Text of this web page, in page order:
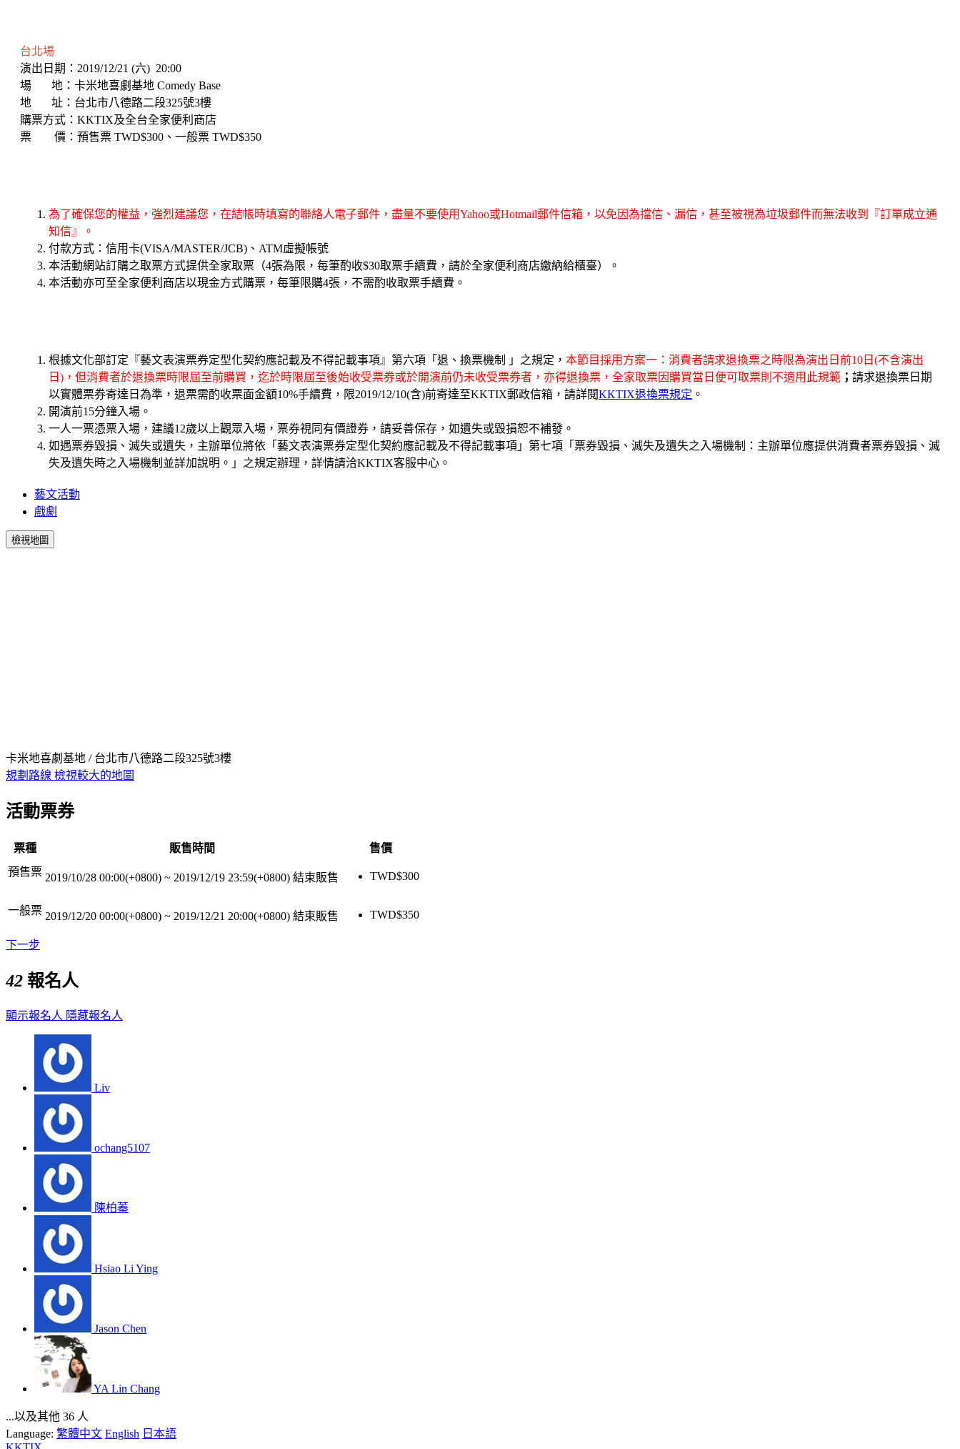
台北場
演出日期：2019/12/21 (六) 20:00
場 地：卡米地喜劇基地 Comedy Base
地 址：台北市八德路二段325號3樓
購票方式：KKTIX及全台全家便利商店
票 價：預售票 TWD$300、一般票 TWD$350
為了確保您的權益，強烈建議您，在結帳時填寫的聯絡人電子郵件，盡量不要使用Yahoo或Hotmail郵件信箱，以免因為擋信、漏信，甚至被視為垃圾郵件而無法收到『訂單成立通
知信』。
付款方式：信用卡(VISA/MASTER/JCB)、ATM虛擬帳號
本活動網站訂購之取票方式提供全家取票（4張為限，每筆酌收$30取票手續費，請於全家便利商店繳納給櫃臺）。
本活動亦可至全家便利商店以現金方式購票，每筆限購4張，不需酌收取票手續費。
根據文化部訂定『藝文表演票券定型化契約應記載及不得記載事項』第六項「退、換票機制 」之規定， 本節目採用方案一：消費者請求退換票之時限為演出日前10日(不含演出
日)， 但消費者於退換票時限屆至前購買， 迄於時限屆至後始收受票券或於開演前仍未收受票券者， 亦得退換票，全家取票因購買當日便可取票則不適用此規範 ； 請求退換票日期
以實體票券寄達日為準，退票需酌收票面金額10%手續費 ，限2019/12/10(含)前寄達至KKTIX郵政信箱，請詳閱KKTIX退換票規定 。
開演前15分鐘入場。
一人一票憑票入場，建議12歲以上觀眾入場，票券視同有價證券，請妥善保存，如遺失或毀損恕不補發。
如遇票券毀損、滅失或遺失，主辦單位將依「藝文表演票券定型化契約應記載及不得記載事項」第七項「票券毀損、滅失及遺失之入場機制：主辦單位應提供消費者票券毀損、滅
失及遺失時之入場機制並詳加說明。」之規定辦理，詳情請洽KKTIX客服中心。
藝文活動
戲劇
檢視地圖
卡米地喜劇基地 / 台北市八德路二段325號3樓
規劃路線 檢視較大的地圖
活動票券
票種 販售時間
售價
預售票 2019/10/28 00:00(+0800) ~ 2019/12/19 23:59(+0800) 結束販售 TWD$300
一般票 2019/12/20 00:00(+0800) ~ 2019/12/21 20:00(+0800) 結束販售 TWD$350
下一步
42 報名人
顯示報名人 隱藏報名人
Liv
ochang5107
陳柏蓁
Hsiao Li Ying
Jason Chen
YA Lin Chang
...以及其他 36 人
Language: 繁體中文 English 日本語